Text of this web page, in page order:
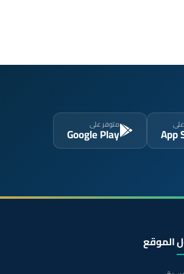
App
متوفر على
Google Play
الموقع